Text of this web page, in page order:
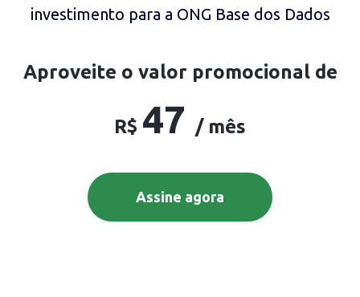
investimento para a ONG Base dos Dados
Aproveite o valor promocional de
R$ 47 / mês
Assine agora